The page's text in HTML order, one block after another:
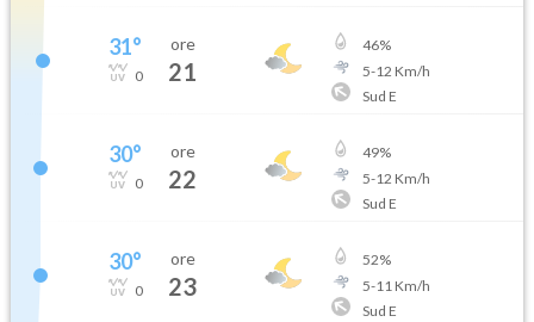
31°
0
ore
21
46%
5-12 Km/h
Sud E
30°
0
ore
22
49%
5-12 Km/h
Sud E
30°
0
ore
23
52%
5-11 Km/h
Sud E